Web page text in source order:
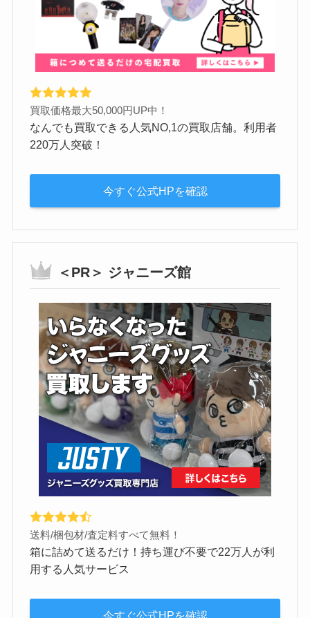
買取価格最大50,000円UP中！
なんでも買取できる人気NO,1の買取店舗。利用者
220万人突破！
今すぐ公式HPを確認
＜PR＞ ジャニーズ館
送料/梱包材/査定料すべて無料！
箱に詰めて送るだけ！持ち運び不要で22万人が利
用する人気サービス
今すぐ公式HPを確認